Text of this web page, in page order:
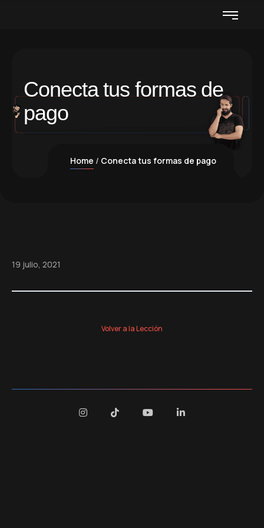
Conecta tus formas de
pago
Home Conecta tus formas de pago
19 julio, 2021
Volver a la Lección